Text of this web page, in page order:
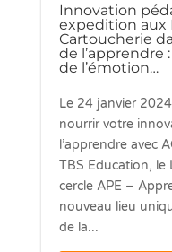
Innovation
expedition aux
Cartoucherie
de l’apprendre
de l’émotion…
Le 24 janvier
nourrir votre
l’apprendre avec
TBS Education, le
cercle APE –
nouveau lieu
de la...